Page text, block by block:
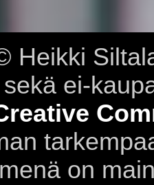
Heikki
ei-
on